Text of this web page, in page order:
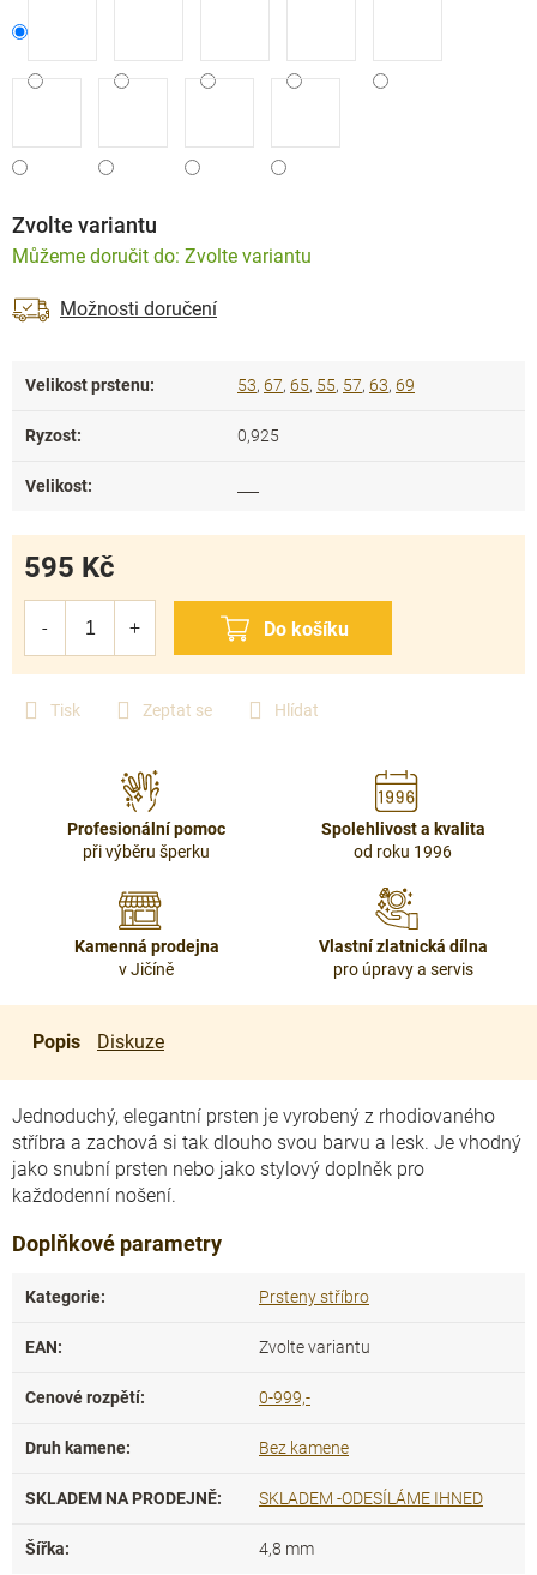
Tisk Zeptat se Hlídat
Zvolte variantu
Zvolte variantu
Možnosti doručení
595 Kč
Velikost prstenu: 53, 67, 65, 55, 57, 63, 69
Ryzost: 0,925
Velikost:
Profesionální pomoc
při výběru šperku
Spolehlivost a kvalita
od roku 1996
Kamenná prodejna
v Jičíně
Vlastní zlatnická dílna
pro úpravy a servis
Popis Diskuze
Jednoduchý, elegantní prsten je vyrobený z rhodiovaného
stříbra a zachová si tak dlouho svou barvu a lesk. Je vhodný
jako snubní prsten nebo jako stylový doplněk pro
každodenní nošení.
Doplňkové parametry
Kategorie: Prsteny stříbro
EAN: Zvolte variantu
Cenové rozpětí: 0-999,-
Druh kamene: Bez kamene
SKLADEM NA PRODEJNĚ: SKLADEM -ODESÍLÁME IHNED
Šířka: 4,8 mm